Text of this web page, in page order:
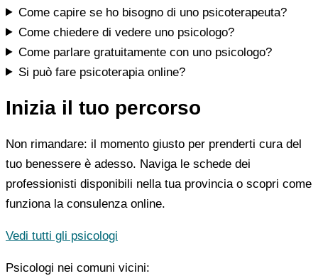
Come capire se ho bisogno di uno psicoterapeuta?
Come chiedere di vedere uno psicologo?
Come parlare gratuitamente con uno psicologo?
Si può fare psicoterapia online?
Inizia il tuo percorso
Non rimandare: il momento giusto per prenderti cura del
tuo benessere è adesso. Naviga le schede dei
professionisti disponibili nella tua provincia o scopri come
funziona la consulenza online.
Vedi tutti gli psicologi
Psicologi nei comuni vicini: